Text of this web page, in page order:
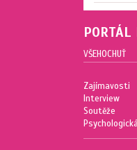
PORTÁL
VŠEHOCHUŤ
Zajímavosti
Interview
Soutěže